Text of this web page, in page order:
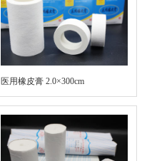
医用橡皮膏 2.0×300cm